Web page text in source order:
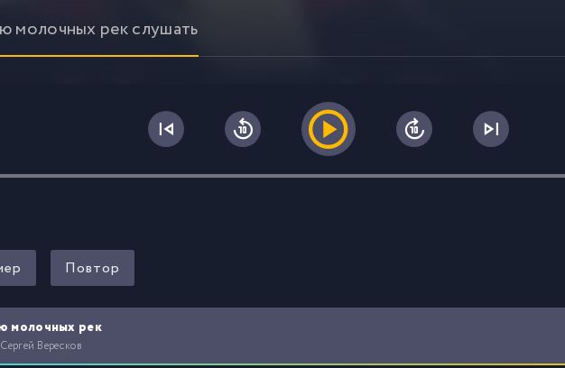
молочных рек слушать
Повтор
молочных рек
Вересков